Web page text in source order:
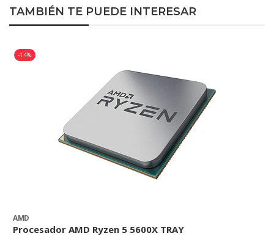
TAMBIÉN TE PUEDE INTERESAR
-14%
AMD
Procesador AMD Ryzen 5 5600X TRAY